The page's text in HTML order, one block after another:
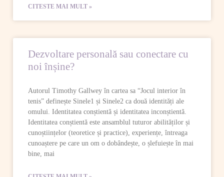
CITESTE MAI MULT »
Dezvoltare personală sau conectare cu
noi înșine?
Autorul Timothy Gallwey în cartea sa “Jocul interior în
tenis” definește Sinele1 și Sinele2 ca două identități ale
omului. Identitatea conștientă și identitatea inconștientă.
Identitatea conștientă este ansamblul tuturor abilităților și
cunoștiințelor (teoretice și practice), experiențe, întreaga
cunoaștere pe care un om o dobândește, o șlefuiește în mai
bine, mai